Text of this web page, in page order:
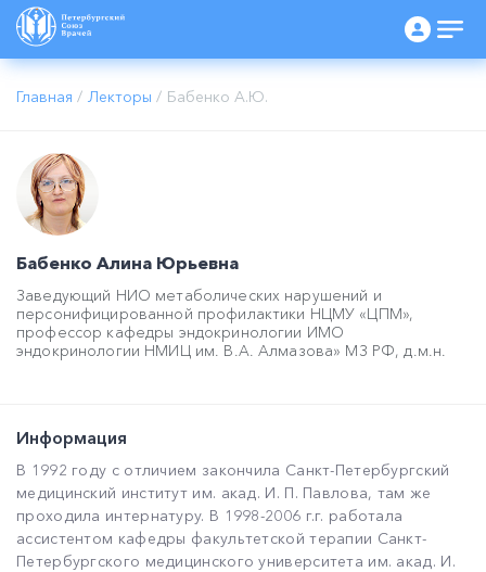
Главная / Лекторы / Бабенко А.Ю.
Бабенко Алина Юрьевна
Заведующий НИО метаболических нарушений и
персонифицированной профилактики НЦМУ «ЦПМ»,
профессор кафедры эндокринологии ИМО
эндокринологии НМИЦ им. В.А. Алмазова» МЗ РФ, д.м.н.
Информация
В 1992 году с отличием закончила Санкт-Петербургский
медицинский институт им. акад. И. П. Павлова, там же
проходила интернатуру. В 1998-2006 г.г. работала
ассистентом кафедры факультетской терапии Санкт-
Петербургского медицинского университета им. акад. И.